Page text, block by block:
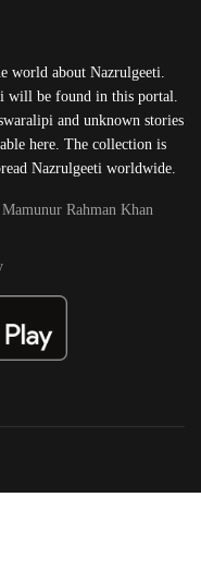
world about Nazrulgeeti.
will be found in this portal.
and unknown stories
here. The collection is
Nazrulgeeti worldwide.
Mamunur Rahman Khan